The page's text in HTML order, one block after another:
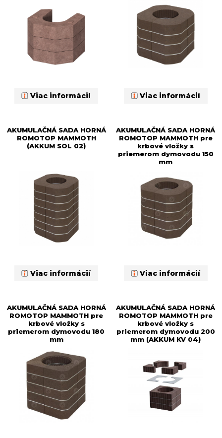
Viac informácií Viac informácií
AKUMULAČNÁ SADA HORNÁ
ROMOTOP MAMMOTH
(AKKUM SOL 02)
Viac informácií
AKUMULAČNÁ SADA HORNÁ
ROMOTOP MAMMOTH pre
krbové vložky s
priemerom dymovodu 150
mm
Viac informácií
AKUMULAČNÁ SADA HORNÁ
ROMOTOP MAMMOTH pre
krbové vložky s
priemerom dymovodu 180
mm
AKUMULAČNÁ SADA HORNÁ
ROMOTOP MAMMOTH pre
krbové vložky s
priemerom dymovodu 200
mm (AKKUM KV 04)